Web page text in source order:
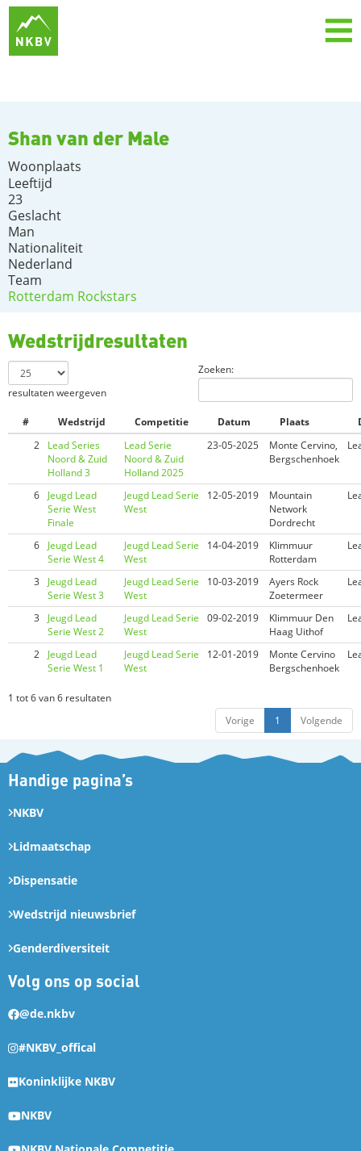
Shan van der Male
Woonplaats
Leeftijd
23
Geslacht
Man
Nationaliteit
Nederland
Team
Rotterdam Rockstars
Wedstrijdresultaten
resultaten weergeven
Zoeken:
# Wedstrijd Competitie Datum Plaats
2
Lead Series
Noord & Zuid
Holland 3
Lead Serie
Noord & Zuid
Holland 2025
23-05-2025
Monte Cervino,
Bergschenhoek
6
Jeugd Lead
Serie West
Finale
Jeugd Lead Serie
West
12-05-2019
Mountain
Network
Dordrecht
6
Jeugd Lead
Serie West 4
Jeugd Lead Serie
West
14-04-2019
Klimmuur
Rotterdam
3
Jeugd Lead
Serie West 3
Jeugd Lead Serie
West
10-03-2019
Ayers Rock
Zoetermeer
3
Jeugd Lead
Serie West 2
Jeugd Lead Serie
West
09-02-2019
Klimmuur Den
Haag Uithof
2
Jeugd Lead
Serie West 1
Jeugd Lead Serie
West
12-01-2019
Monte Cervino
Bergschenhoek
1 tot 6 van 6 resultaten
Vorige
1 Volgende
Handige pagina’s
NKBV
Lidmaatschap
Dispensatie
Wedstrijd nieuwsbrief
Genderdiversiteit
Volg ons op social
@de.nkbv
#NKBV_offical
Koninklijke NKBV
NKBV